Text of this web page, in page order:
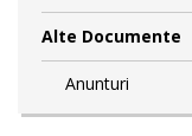
Alte Documente
Anunturi